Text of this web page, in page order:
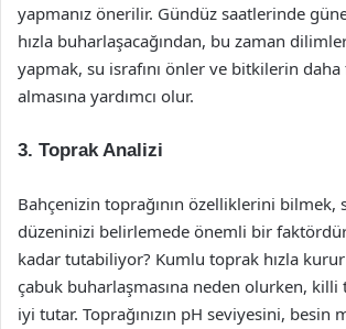
yapmanız önerilir. Gündüz saatlerinde
hızla buharlaşacağından, bu zaman
yapmak, su israfını önler ve bitkilerin daha
almasına yardımcı olur.
3. Toprak Analizi
Bahçenizin toprağının özelliklerini bilmek,
düzeninizi belirlemede önemli bir
kadar tutabiliyor? Kumlu toprak hızla
çabuk buharlaşmasına neden olurken,
iyi tutar. Toprağınızın pH seviyesini, besin